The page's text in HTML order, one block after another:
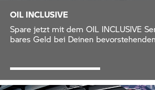
OIL INCLUSIVE
Spare jetzt mit dem OIL INCLUSIVE
bares Geld bei Deinen